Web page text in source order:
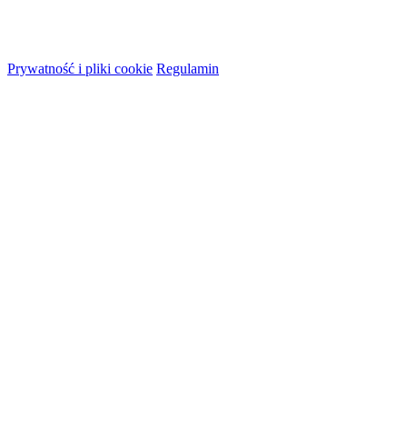
Prywatność i pliki cookie Regulamin